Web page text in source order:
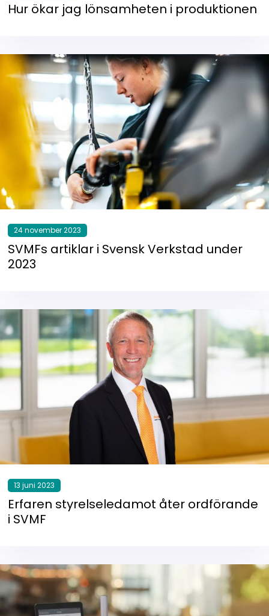
Hur ökar jag lönsamheten i produktionen
24 november 2023
SVMFs artiklar i Svensk Verkstad under
2023
13 juni 2023
Erfaren styrelseledamot åter ordförande
i SVMF